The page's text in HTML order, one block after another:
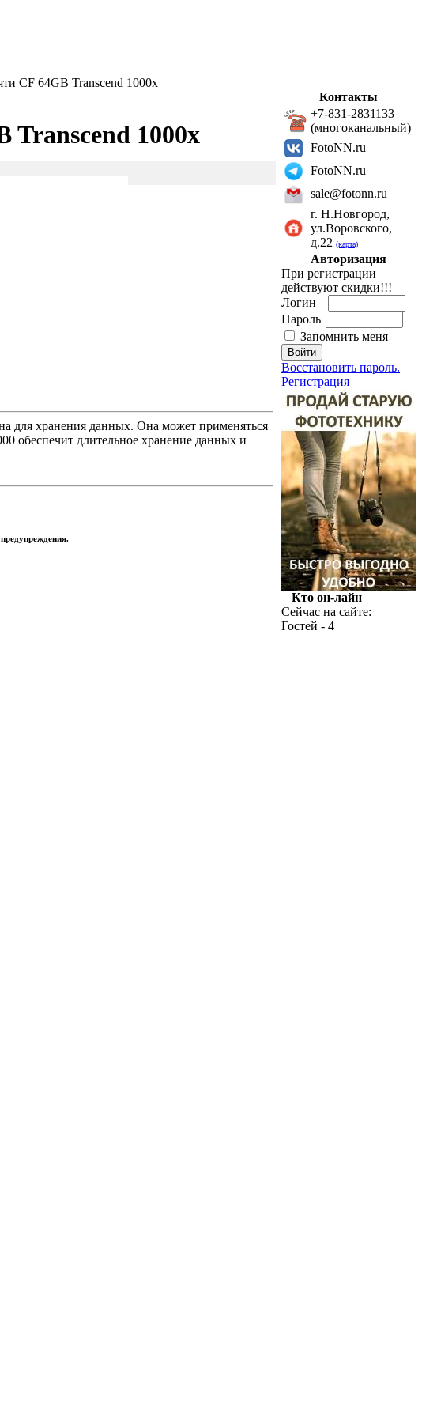
CF 64GB Transcend 1000х
Transcend 1000х
для хранения данных. Она может применяться
обеспечит длительное хранение данных и
Контакты
+7-831-2831133
(многоканальный)
FotoNN.ru
FotoNN.ru
sale@fotonn.ru
г. Н.Новгород,
ул.Воровского,
д.22 (карта)
Авторизация
При регистрации
действуют скидки!!!
Логин
Пароль
Запомнить меня
Восстановить пароль.
Регистрация
Кто он-лайн
Сейчас на сайте:
Гостей - 4